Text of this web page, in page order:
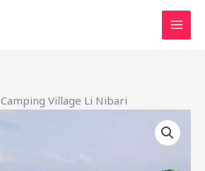
Camping Village Li Nibari